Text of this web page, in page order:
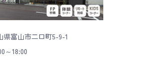
県富山市二口町5-9-1
～18:00